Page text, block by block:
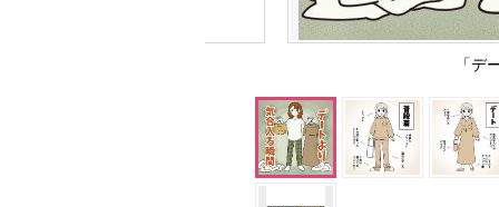
「デ